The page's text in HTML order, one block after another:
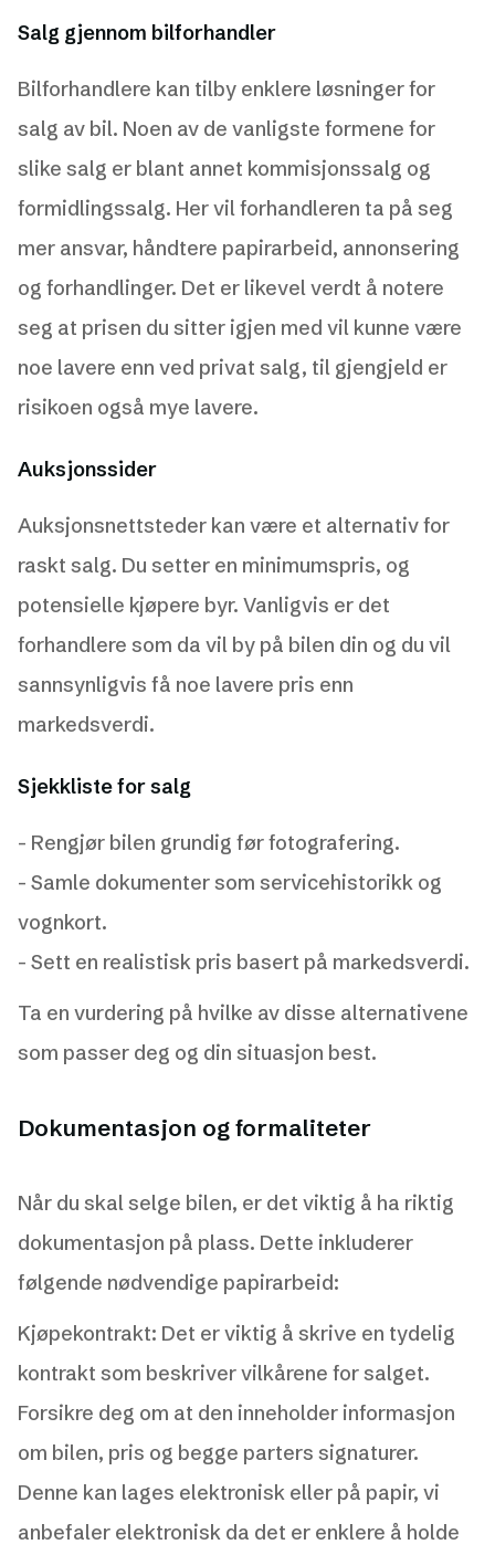
Salg gjennom bilforhandler
Bilforhandlere kan tilby enklere løsninger for
salg av bil. Noen av de vanligste formene for
slike salg er blant annet kommisjonssalg og
formidlingssalg. Her vil forhandleren ta på seg
mer ansvar, håndtere papirarbeid, annonsering
og forhandlinger. Det er likevel verdt å notere
seg at prisen du sitter igjen med vil kunne være
noe lavere enn ved privat salg, til gjengjeld er
risikoen også mye lavere.
Auksjonssider
Auksjonsnettsteder kan være et alternativ for
raskt salg. Du setter en minimumspris, og
potensielle kjøpere byr. Vanligvis er det
forhandlere som da vil by på bilen din og du vil
sannsynligvis få noe lavere pris enn
markedsverdi.
Sjekkliste for salg
- Rengjør bilen grundig før fotografering.
- Samle dokumenter som servicehistorikk og
vognkort.
- Sett en realistisk pris basert på markedsverdi.
Ta en vurdering på hvilke av disse alternativene
som passer deg og din situasjon best.
Dokumentasjon og formaliteter
Når du skal selge bilen, er det viktig å ha riktig
dokumentasjon på plass. Dette inkluderer
følgende nødvendige papirarbeid:
Kjøpekontrakt: Det er viktig å skrive en tydelig
kontrakt som beskriver vilkårene for salget.
Forsikre deg om at den inneholder informasjon
om bilen, pris og begge parters signaturer.
Denne kan lages elektronisk eller på papir, vi
anbefaler elektronisk da det er enklere å holde